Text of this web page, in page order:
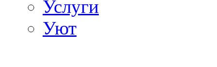
Услуги
Уют